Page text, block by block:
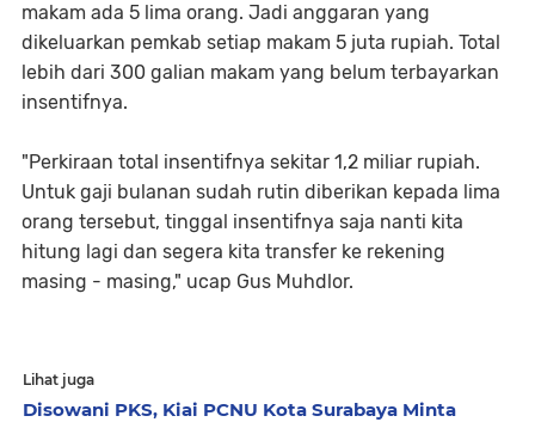
makam ada 5 lima orang. Jadi anggaran yang
dikeluarkan pemkab setiap makam 5 juta rupiah. Total
lebih dari 300 galian makam yang belum terbayarkan
insentifnya.
"Perkiraan total insentifnya sekitar 1,2 miliar rupiah.
Untuk gaji bulanan sudah rutin diberikan kepada lima
orang tersebut, tinggal insentifnya saja nanti kita
hitung lagi dan segera kita transfer ke rekening
masing - masing," ucap Gus Muhdlor.
Lihat juga
Disowani PKS, Kiai PCNU Kota Surabaya Minta